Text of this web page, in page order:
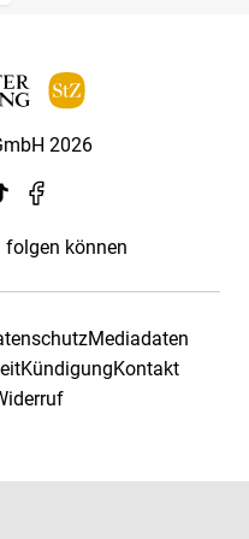
2026
folgen können
Mediadaten
KündigungKontakt